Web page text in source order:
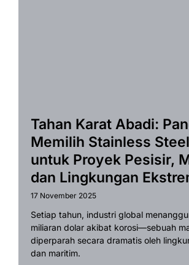
Tahan Karat Abadi:
Memilih Stainless
untuk Proyek Pesisir,
dan Lingkungan
17 November 2025
Setiap tahun, industri global
miliaran dolar akibat korosi—sebuah
diperparah secara dramatis oleh
dan maritim.